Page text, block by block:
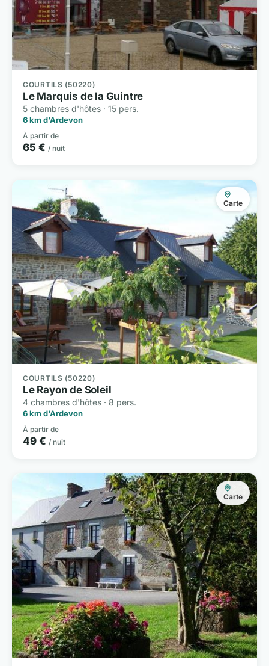
COURTILS (50220)
Le Marquis de la Guintre
5 chambres d'hôtes · 15 pers.
6 km d'Ardevon
À partir de
65 € / nuit
Carte
COURTILS (50220)
Le Rayon de Soleil
4 chambres d'hôtes · 8 pers.
6 km d'Ardevon
À partir de
49 € / nuit
Carte